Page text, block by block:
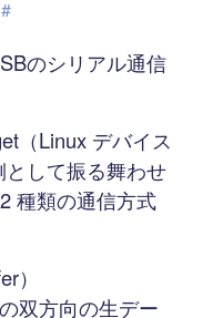
#
のシリアル通信
（Linux デバイス
して振る舞わせ
種類の通信方式
）
双方向の生デー